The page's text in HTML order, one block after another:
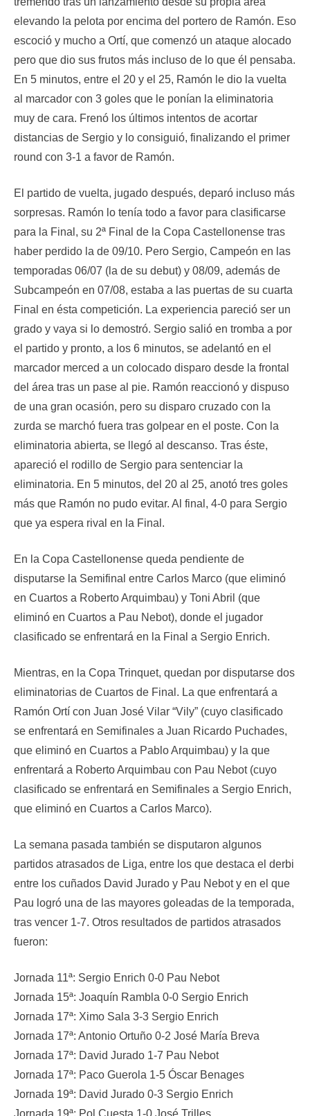
elevando la pelota por encima del portero de Ramón. Eso
escoció y mucho a Ortí, que comenzó un ataque alocado
pero que dio sus frutos más incluso de lo que él pensaba.
En 5 minutos, entre el 20 y el 25, Ramón le dio la vuelta
al marcador con 3 goles que le ponían la eliminatoria
muy de cara. Frenó los últimos intentos de acortar
distancias de Sergio y lo consiguió, finalizando el primer
round con 3-1 a favor de Ramón.
El partido de vuelta, jugado después, deparó incluso más
sorpresas. Ramón lo tenía todo a favor para clasificarse
para la Final, su 2ª Final de la Copa Castellonense tras
haber perdido la de 09/10. Pero Sergio, Campeón en las
temporadas 06/07 (la de su debut) y 08/09, además de
Subcampeón en 07/08, estaba a las puertas de su cuarta
Final en ésta competición. La experiencia pareció ser un
grado y vaya si lo demostró. Sergio salió en tromba a por
el partido y pronto, a los 6 minutos, se adelantó en el
marcador merced a un colocado disparo desde la frontal
del área tras un pase al pie. Ramón reaccionó y dispuso
de una gran ocasión, pero su disparo cruzado con la
zurda se marchó fuera tras golpear en el poste. Con la
eliminatoria abierta, se llegó al descanso. Tras éste,
apareció el rodillo de Sergio para sentenciar la
eliminatoria. En 5 minutos, del 20 al 25, anotó tres goles
más que Ramón no pudo evitar. Al final, 4-0 para Sergio
que ya espera rival en la Final.
En la Copa Castellonense queda pendiente de
disputarse la Semifinal entre Carlos Marco (que eliminó
en Cuartos a Roberto Arquimbau) y Toni Abril (que
eliminó en Cuartos a Pau Nebot), donde el jugador
clasificado se enfrentará en la Final a Sergio Enrich.
Mientras, en la Copa Trinquet, quedan por disputarse dos
eliminatorias de Cuartos de Final. La que enfrentará a
Ramón Ortí con Juan José Vilar “Vily” (cuyo clasificado
se enfrentará en Semifinales a Juan Ricardo Puchades,
que eliminó en Cuartos a Pablo Arquimbau) y la que
enfrentará a Roberto Arquimbau con Pau Nebot (cuyo
clasificado se enfrentará en Semifinales a Sergio Enrich,
que eliminó en Cuartos a Carlos Marco).
La semana pasada también se disputaron algunos
partidos atrasados de Liga, entre los que destaca el derbi
entre los cuñados David Jurado y Pau Nebot y en el que
Pau logró una de las mayores goleadas de la temporada,
tras vencer 1-7. Otros resultados de partidos atrasados
fueron:
Jornada 11ª: Sergio Enrich 0-0 Pau Nebot
Jornada 15ª: Joaquín Rambla 0-0 Sergio Enrich
Jornada 17ª: Ximo Sala 3-3 Sergio Enrich
Jornada 17ª: Antonio Ortuño 0-2 José María Breva
Jornada 17ª: David Jurado 1-7 Pau Nebot
Jornada 17ª: Paco Guerola 1-5 Óscar Benages
Jornada 19ª: David Jurado 0-3 Sergio Enrich
Jornada 19ª: Pol Cuesta 1-0 José Trilles